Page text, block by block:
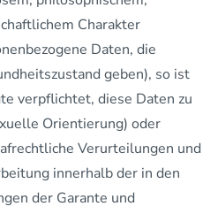
Charakter
Daten, die
geben), so ist
verpflichtet, diese Daten zu
Orientierung) oder
Verurteilungen und
innerhalb der in den
der Garante und